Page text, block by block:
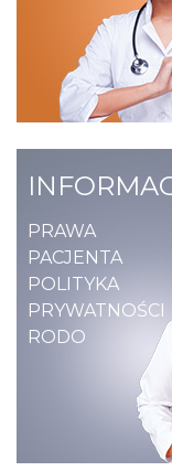
PRAWA
PACJENTA
POLITYKA
PRYWATNOŚCI
RODO